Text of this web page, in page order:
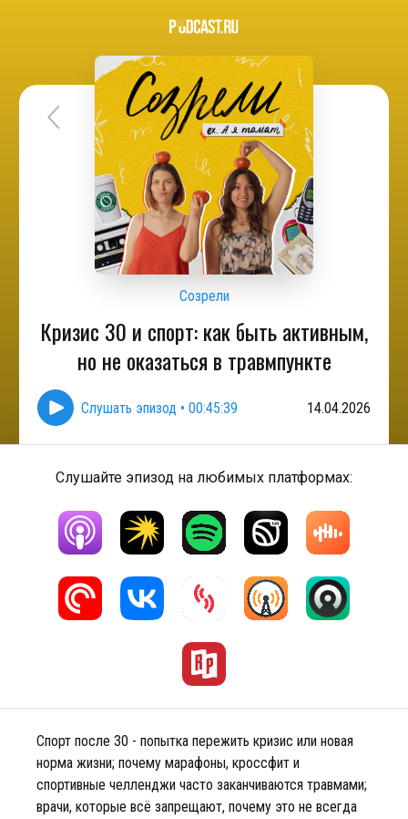
Созрели
Кризис 30 и спорт: как быть активным,
но не оказаться в травмпункте
Слушать эпизод • 00:45:39 14.04.2026
Слушайте эпизод на любимых платформах:
Спорт после 30 - попытка пережить кризис или новая
норма жизни; почему марафоны, кроссфит и
спортивные челленджи часто заканчиваются травмами;
врачи, которые всё запрещают, почему это не всегда